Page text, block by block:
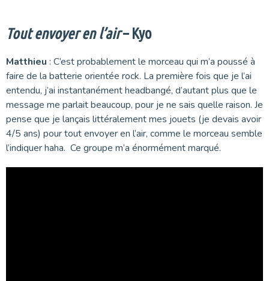
Tout envoyer en l’air– Kyo
Matthieu : C’est probablement le morceau qui m’a poussé à
faire de la batterie orientée rock. La première fois que je l’ai
entendu, j’ai instantanément headbangé, d’autant plus que le
message me parlait beaucoup, pour je ne sais quelle raison. Je
pense que je lançais littéralement mes jouets (je devais avoir
4/5 ans) pour tout envoyer en l’air, comme le morceau semble
l’indiquer haha. Ce groupe m’a énormément marqué.